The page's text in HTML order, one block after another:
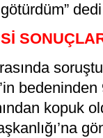
bedeninden
kopuk